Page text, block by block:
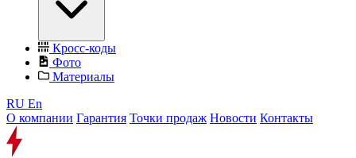
Кросс-коды
Фото
Материалы
RU En
О компании Гарантия Точки продаж Новости Контакты